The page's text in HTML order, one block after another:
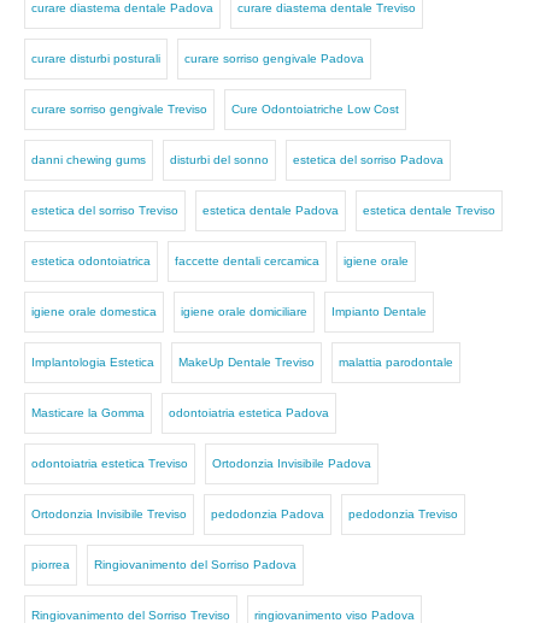
curare diastema dentale Padova curare diastema dentale Treviso
curare disturbi posturali curare sorriso gengivale Padova
curare sorriso gengivale Treviso Cure Odontoiatriche Low Cost
danni chewing gums disturbi del sonno estetica del sorriso Padova
estetica del sorriso Treviso estetica dentale Padova estetica dentale Treviso
estetica odontoiatrica faccette dentali cercamica igiene orale
igiene orale domestica igiene orale domiciliare Impianto Dentale
Implantologia Estetica MakeUp Dentale Treviso malattia parodontale
Masticare la Gomma odontoiatria estetica Padova
odontoiatria estetica Treviso Ortodonzia Invisibile Padova
Ortodonzia Invisibile Treviso pedodonzia Padova pedodonzia Treviso
piorrea Ringiovanimento del Sorriso Padova
Ringiovanimento del Sorriso Treviso ringiovanimento viso Padova